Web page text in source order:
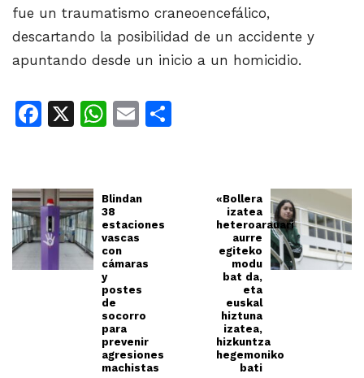
fue un traumatismo craneoencefálico,
descartando la posibilidad de un accidente y
apuntando desde un inicio a un homicidio.
Facebook
X WhatsApp
Email
Blindan
38
estaciones
vascas
con
cámaras
y
postes
de
socorro
para
prevenir
agresiones
machistas
«Bollera
izatea
heteroarauari
aurre
egiteko
modu
bat da,
eta
euskal
hiztuna
izatea,
hizkuntza
hegemoniko
bati